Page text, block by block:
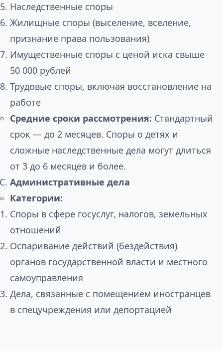
Наследственные споры
Жилищные споры (выселение, вселение,
признание права пользования)
Имущественные споры с ценой иска свыше
50 000 рублей
Трудовые споры, включая восстановление на
работе
Средние сроки рассмотрения: Стандартный
срок — до 2 месяцев. Споры о детях и
сложные наследственные дела могут длиться
от 3 до 6 месяцев и более.
Административные дела
Категории:
Споры в сфере госуслуг, налогов, земельных
отношений
Оспаривание действий (бездействия)
органов государственной власти и местного
самоуправления
Дела, связанные с помещением иностранцев
в спецучреждения или депортацией